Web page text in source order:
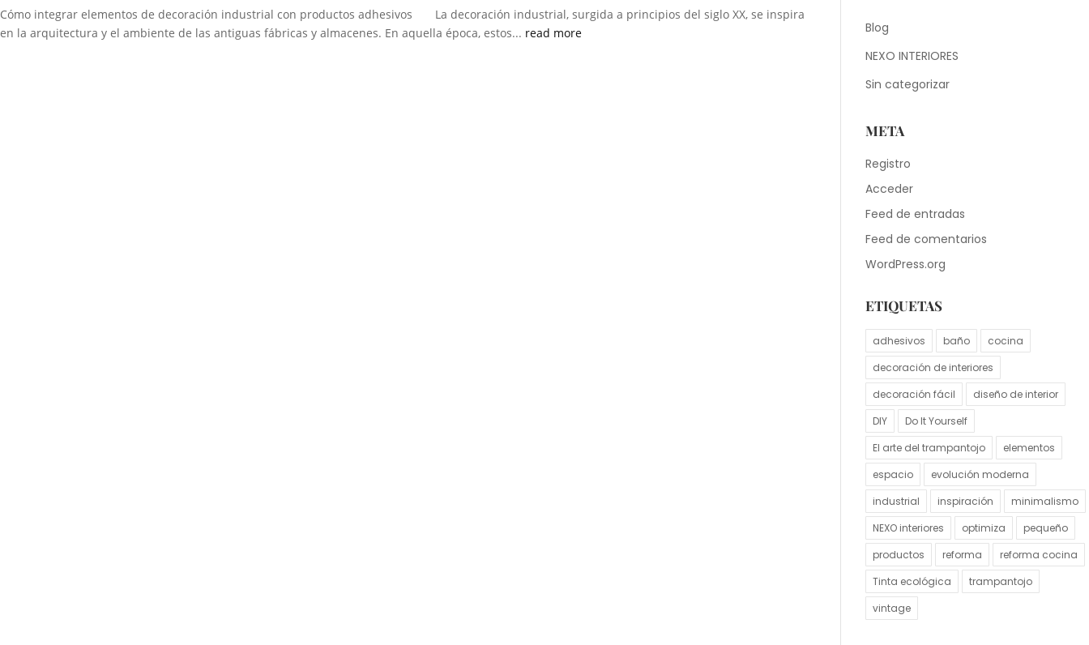
Cómo integrar elementos de decoración industrial con productos adhesivos La decoración industrial, surgida a principios del siglo XX, se inspira
en la arquitectura y el ambiente de las antiguas fábricas y almacenes. En aquella época, estos... read more
Blog
NEXO INTERIORES
Sin categorizar
META
Registro
Acceder
Feed de entradas
Feed de comentarios
WordPress.org
ETIQUETAS
adhesivos baño
cocina
decoración de interiores
decoración fácil
diseño de interior
DIY
Do It Yourself
El arte del trampantojo
elementos
espacio
evolución moderna
industrial
inspiración
minimalismo
NEXO interiores
optimiza
pequeño
productos
reforma
reforma cocina
Tinta ecológica
trampantojo
vintage